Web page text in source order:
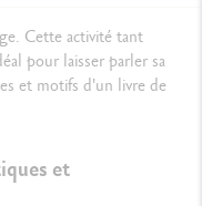
Cette activité tant
pour laisser parler sa
et motifs d'un livre de
et